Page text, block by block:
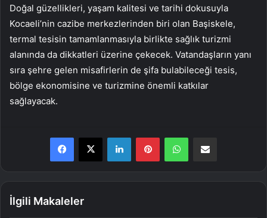
Doğal güzellikleri, yaşam kalitesi ve tarihi dokusuyla
Kocaeli’nin cazibe merkezlerinden biri olan Başiskele,
termal tesisin tamamlanmasıyla birlikte sağlık turizmi
alanında da dikkatleri üzerine çekecek. Vatandaşların yanı
sıra şehre gelen misafirlerin de şifa bulabileceği tesis,
bölge ekonomisine ve turizmine önemli katkılar
sağlayacak.
İlgili Makaleler